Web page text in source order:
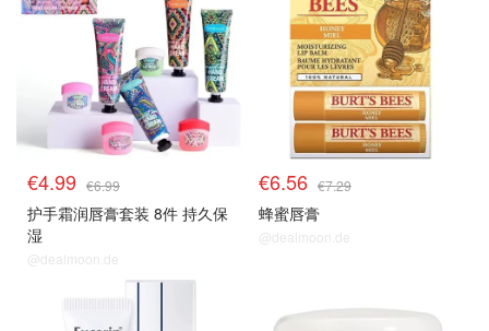
€4.99 €6.99
护手霜润唇膏套装 8件 持久保
湿
@dealmoon.de
€6.56 €7.29
蜂蜜唇膏
@dealmoon.de